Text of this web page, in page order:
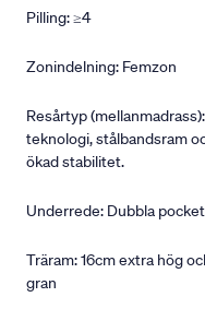
Pilling: ≥4
Zonindelning: Femzon
Resårtyp
teknologi, stålbandsram
ökad stabilitet.
Underrede: Dubbla
Träram: 16cm extra hög
gran